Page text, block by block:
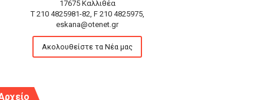
17675 Καλλιθέα
T 210 4825981-82, F 210 4825975,
eskana@otenet.gr
Ακολουθείστε τα Νέα μας